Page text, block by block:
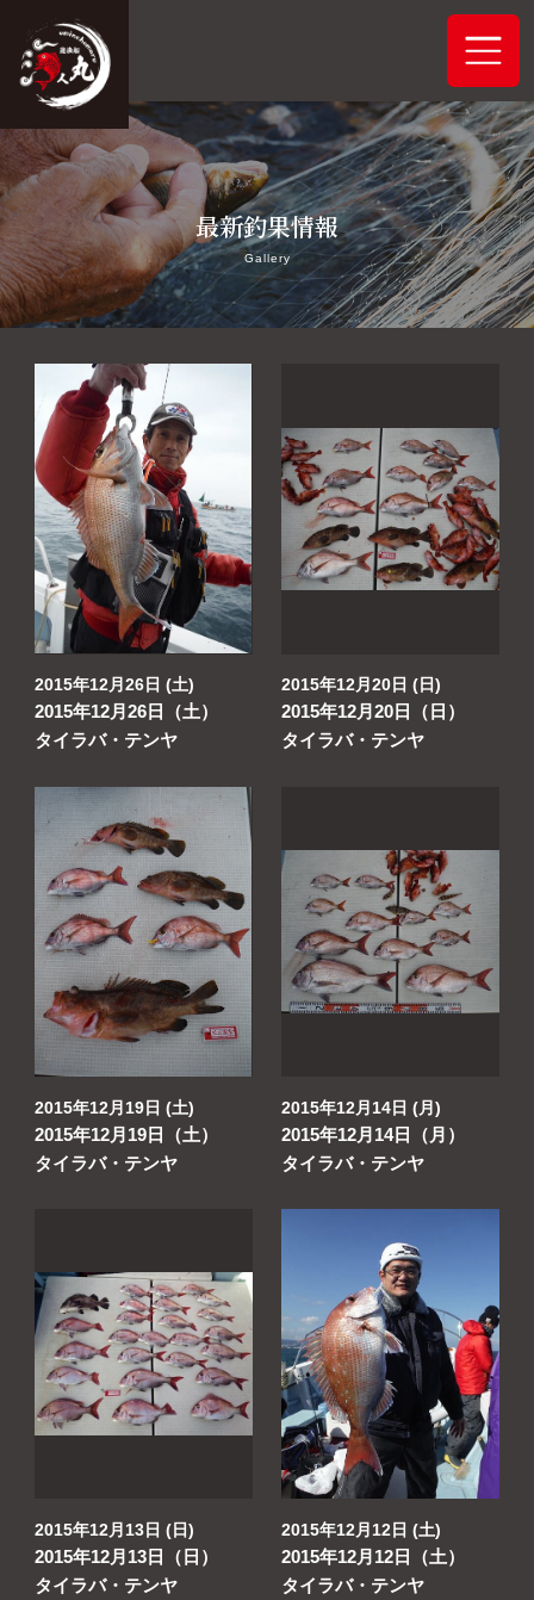
ホーム
システムご案内
最新釣果情報
船舶概要
アクセス
よくあるご質問
プライバシーポリシー
お知らせ
最新釣果情報
Gallery
2015年12月26日 (土)
2015年12月26日（土）
タイラバ・テンヤ
2015年12月20日 (日)
2015年12月20日（日）
タイラバ・テンヤ
2015年12月19日 (土)
2015年12月19日（土）
タイラバ・テンヤ
2015年12月14日 (月)
2015年12月14日（月）
タイラバ・テンヤ
2015年12月13日 (日)
2015年12月13日（日）
タイラバ・テンヤ
2015年12月12日 (土)
2015年12月12日（土）
タイラバ・テンヤ